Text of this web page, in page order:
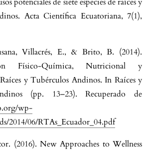
potenciales de siete especies de raíces y
Acta Científica Ecuatoriana, 7(1),
Villacrés, E., & Brito, B. (2014).
Físico-Química, Nutricional y
y Tubérculos Andinos. In Raíces y
(pp. 13–23). Recuperado de
wp-
2014/06/RTAs_Ecuador_04.pdf
(2016). New Approaches to Wellness